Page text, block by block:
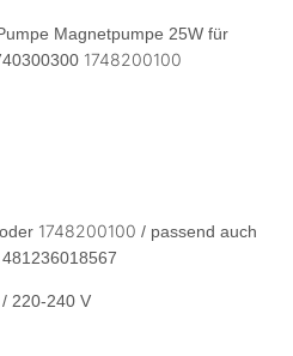
Magnetpumpe 25W für
1748200100
1748200100 / passend auch
220-240 V